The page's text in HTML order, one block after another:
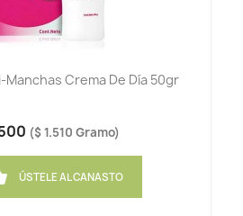
Crema De Día 50gr
($ 1.510 Gramo)
ÚSTELE AL CANASTO